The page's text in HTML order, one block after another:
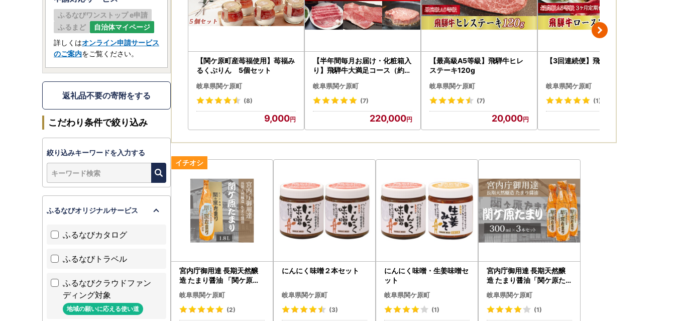
【関ケ原町産苺福使用】苺福み
るくぷりん 5個セット
岐阜県関ケ原町
(8)
9,000
【半年間毎月お届け・化粧箱入
り】飛騨牛大満足コース（約2
岐阜県関ケ原町
(7)
220,000
【最高級A5等級】飛騨牛ヒレ
ステーキ120g
岐阜県関ケ原町
(7)
20,000
【3回連続便】飛騨牛ロース
岐阜県関ケ原町
(1)
宮内庁御用達 長期天然醸
造 たまり醤油 「関ケ原た
まり」 1.8L×1本
岐阜県関ケ原町
(2)
にんにく味噌２本セット
岐阜県関ケ原町
(3)
にんにく味噌・生姜味噌セ
ット
岐阜県関ケ原町
(1)
宮内庁御用達 長期天然醸
造 たまり醤油「関ケ原た
まり」300ml×3本
岐阜県関ケ原町
(1)
ふるなびワンストップ e申請
ふるまど
自治体マイページ
詳しくはオンライン申請サービス
のご案内をご覧ください。
返礼品不要の寄附をする
こだわり条件で絞り込み
絞り込みキーワードを入力する
ふるなびオリジナルサービス
ふるなびカタログ
ふるなびトラベル
ふるなびクラウドファン
ディング対象
地域の願いに応える使い道